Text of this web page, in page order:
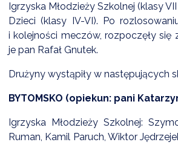
Igrzyska Młodzieży Szkolnej (klasy
Dzieci (klasy IV-VI). Po
i kolejności meczów, rozpoczęły się
je pan Rafał Gnutek.
Drużyny wystąpiły w następujących
BYTOMSKO (opiekun: pani
Igrzyska Młodzieży Szkolnej:
Ruman, Kamil Paruch, Wiktor